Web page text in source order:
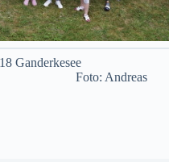
2018 Ganderkesee